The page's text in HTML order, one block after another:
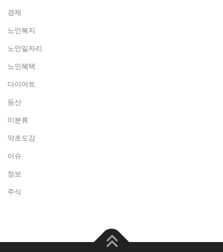
경제
노인복지
노인일자리
노인혜택
다이어트
등산
미분류
약초도감
이슈
정보
주식